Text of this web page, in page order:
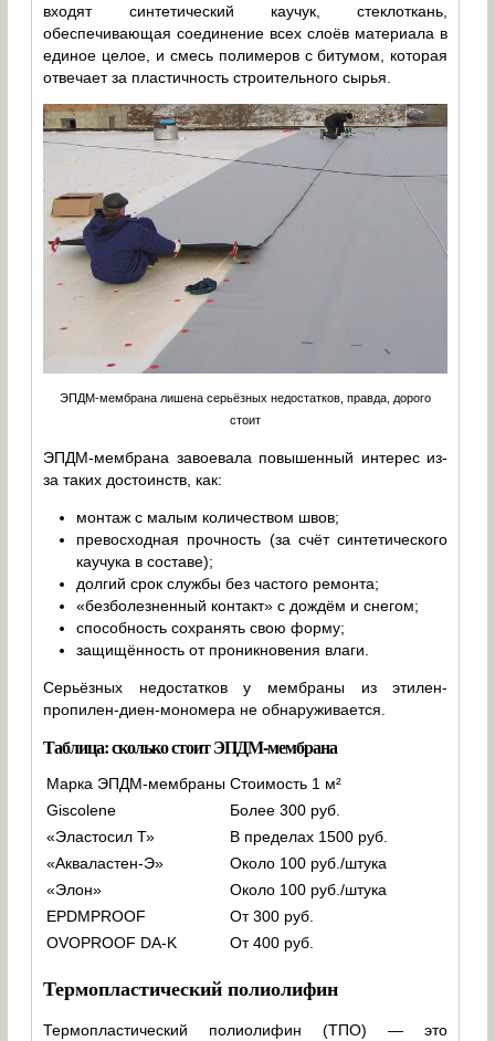
входят синтетический каучук, стеклоткань,
обеспечивающая соединение всех слоёв материала в
единое целое, и смесь полимеров с битумом, которая
отвечает за пластичность строительного сырья.
ЭПДМ-мембрана лишена серьёзных недостатков, правда, дорого
стоит
ЭПДМ-мембрана завоевала повышенный интерес из-
за таких достоинств, как:
монтаж с малым количеством швов;
превосходная прочность (за счёт синтетического
каучука в составе);
долгий срок службы без частого ремонта;
«безболезненный контакт» с дождём и снегом;
способность сохранять свою форму;
защищённость от проникновения влаги.
Серьёзных недостатков у мембраны из этилен-
пропилен-диен-мономера не обнаруживается.
Таблица: сколько стоит ЭПДМ-мембрана
Марка ЭПДМ-мембраны Стоимость 1 м²
Giscolene
Более 300 руб.
«Эластосил Т»
В пределах 1500 руб.
«Акваластен-Э»
Около 100 руб./штука
«Элон»
Около 100 руб./штука
EPDMPROOF
От 300 руб.
OVOPROOF DA-K
От 400 руб.
Термопластический полиолифин
Термопластический полиолифин (ТПО) — это